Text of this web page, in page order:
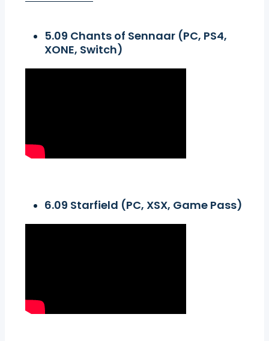
5.09 Chants of Sennaar (PC, PS4,
XONE, Switch)
6.09 Starfield (PC, XSX, Game Pass)